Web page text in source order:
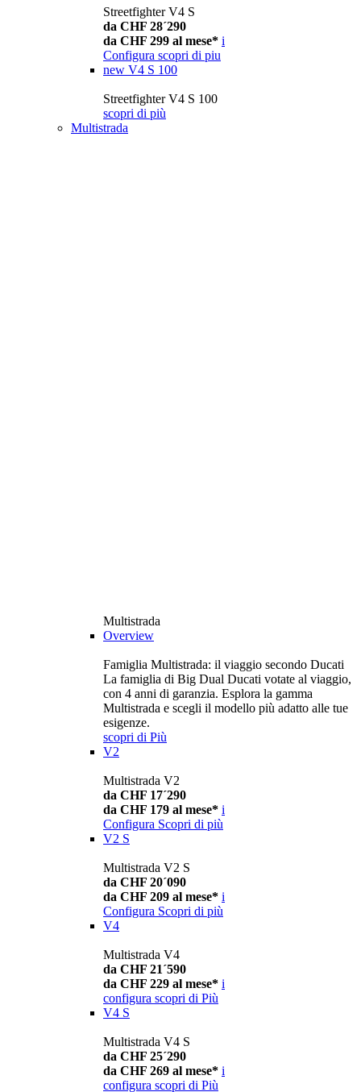
Streetfighter V4 S
da CHF 28´290
da CHF 299 al mese* i
Configura scopri di piu
new V4 S 100
Streetfighter V4 S 100
scopri di più
Multistrada
Multistrada
Overview
Famiglia Multistrada: il viaggio secondo Ducati
La famiglia di Big Dual Ducati votate al viaggio,
con 4 anni di garanzia. Esplora la gamma
Multistrada e scegli il modello più adatto alle tue
esigenze.
scopri di Più
V2
Multistrada V2
da CHF 17´290
da CHF 179 al mese* i
Configura Scopri di più
V2 S
Multistrada V2 S
da CHF 20´090
da CHF 209 al mese* i
Configura Scopri di più
V4
Multistrada V4
da CHF 21´590
da CHF 229 al mese* i
configura scopri di Più
V4 S
Multistrada V4 S
da CHF 25´290
da CHF 269 al mese* i
configura scopri di Più